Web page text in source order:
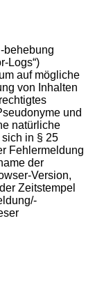
behebung
Logs“)
auf mögliche
von Inhalten
und
natürliche
in § 25
Fehlermeldung
der
Version,
Zeitstempel